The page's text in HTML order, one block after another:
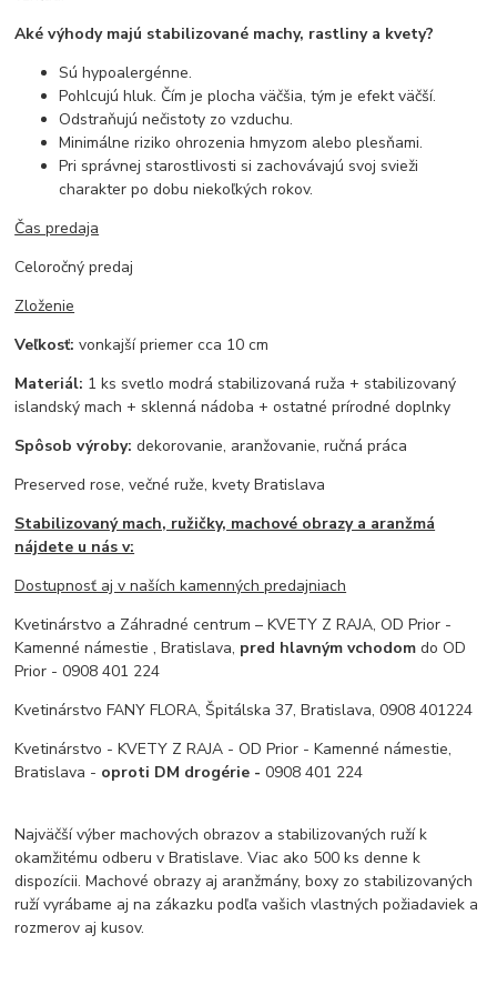
Aké výhody majú stabilizované machy, rastliny a kvety?
Sú hypoalergénne.
Pohlcujú hluk. Čím je plocha väčšia, tým je efekt väčší.
Odstraňujú nečistoty zo vzduchu.
Minimálne riziko ohrozenia hmyzom alebo plesňami.
Pri správnej starostlivosti si zachovávajú svoj svieži
charakter po dobu niekoľkých rokov.
Čas predaja
Celoročný predaj
Zloženie
Veľkosť:vonkajší priemer cca 10 cm
Materiál: 1 ks svetlo modrá stabilizovaná ruža + stabilizovaný
islandský mach + sklenná nádoba + ostatné prírodné doplnky
Spôsob výroby: dekorovanie, aranžovanie, ručná práca
Preserved rose, večné ruže, kvety Bratislava
Stabilizovaný mach, ružičky, machové obrazy a aranžmá
nájdete u nás v:
Dostupnosť aj v naších kamenných predajniach
Kvetinárstvo a Záhradné centrum – KVETY Z RAJA, OD Prior -
Kamenné námestie , Bratislava, pred hlavným vchodom do OD
Prior - 0908 401 224
Kvetinárstvo FANY FLORA, Špitálska 37, Bratislava, 0908 401224
Kvetinárstvo - KVETY Z RAJA - OD Prior - Kamenné námestie,
Bratislava - oproti DM drogérie -0908 401 224
Najväčší výber machových obrazov a stabilizovaných ruží k
okamžitému odberu v Bratislave. Viac ako 500 ks denne k
dispozícii. Machové obrazy aj aranžmány, boxy zo stabilizovaných
ruží vyrábame aj na zákazku podľa vašich vlastných požiadaviek a
rozmerov aj kusov.